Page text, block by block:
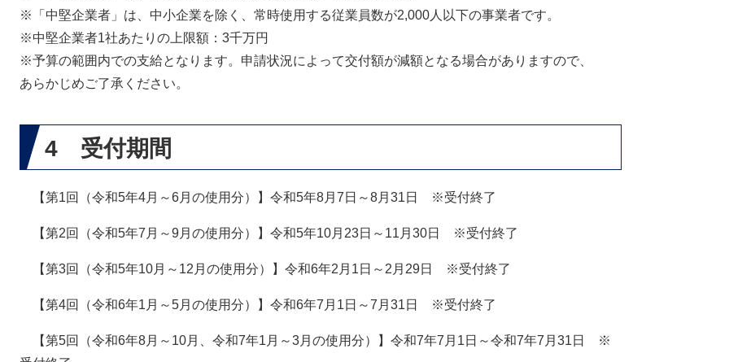
※「中堅企業者」は、中小企業を除く、常時使用する従業員数が2,000人以下の事業者​です。
※中堅企業者1社あたりの上限額：3千万円
​※予算の範囲内での支給となります。申請状況によって交付額が減額となる場合がありますので、
あらかじめご了承ください。
4 受付期間
【第1回（令和5年4月～6月の使用分）】令和5年8月7日～8月31日 ※受付終了
【第2回（令和5年7月～9月の使用分）】令和5年10月23日～11月30日 ※受付終了
【第3回（令和5年10月～12月の使用分）】令和6年2月1日～2月29日 ※受付終了
【第4回（令和6年1月～5月の使用分）】令和6年7月1日～7月31日 ※受付終了
【第5回（令和6年8月～10月、令和7年1月～3月の使用分）】令和7年7月1日～令和7年7月31日 ※